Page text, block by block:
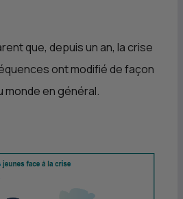
que, depuis un an, la crise
ont modifié de façon
monde en général.